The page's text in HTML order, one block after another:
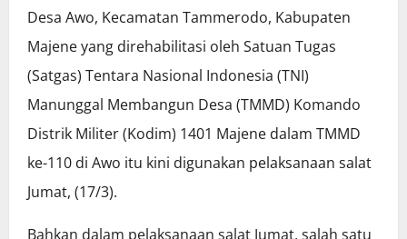
Desa Awo, Kecamatan Tammerodo, Kabupaten
Majene yang direhabilitasi oleh Satuan Tugas
(Satgas) Tentara Nasional Indonesia (TNI)
Manunggal Membangun Desa (TMMD) Komando
Distrik Militer (Kodim) 1401 Majene dalam TMMD
ke-110 di Awo itu kini digunakan pelaksanaan salat
Jumat, (17/3).
Bahkan dalam pelaksanaan salat Jumat, salah satu